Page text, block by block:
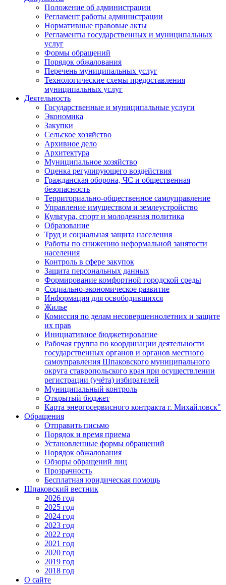
Положение об администрации
Регламент работы администрации
Нормативные правовые акты
Регламенты государственных и муниципальных
услуг
Формы обращений
Порядок обжалования
Перечень муниципальных услуг
Технологические схемы предоставления
муниципальных услуг
Деятельность
Государственные и муниципальные услуги
Экономика
Закупки
Сельское хозяйство
Архивное дело
Архитектура
Муниципальное хозяйство
Оценка регулирующего воздействия
Гражданская оборона, ЧС и общественная
безопасность
Территориально-общественное самоуправление
Управление имуществом и землеустройство
Культура, спорт и молодежная политика
Образование
Труд и социальная защита населения
Работы по снижению неформальной занятости
населения
Контроль в сфере закупок
Защита персональных данных
Формирование комфортной городской среды
Социально-экономическое развитие
Информация для освободившихся
Жилье
Комиссия по делам несовершеннолетних и защите
их прав
Инициативное бюджетирование
Рабочая группа по координации деятельности
государственных органов и органов местного
самоуправления Шпаковского муниципального
округа ставропольского края при осуществлении
регистрации (учёта) избирателей
Муниципальный контроль
Открытый бюджет
Карта энергосервисного контракта г. Михайловск"
Обращения
Отправить письмо
Порядок и время приема
Установленные формы обращений
Порядок обжалования
Обзоры обращений лиц
Прозрачность
Бесплатная юридическая помощь
Шпаковский вестник
2026 год
2025 год
2024 год
2023 год
2022 год
2021 год
2020 год
2019 год
2018 год
О сайте